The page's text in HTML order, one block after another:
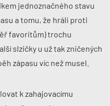
jednoznačného stavu
a tomu, že hráli proti
favoritům) trochu
slzičky u už tak zničených
zápasu víc než musel.
k zahajovacímu